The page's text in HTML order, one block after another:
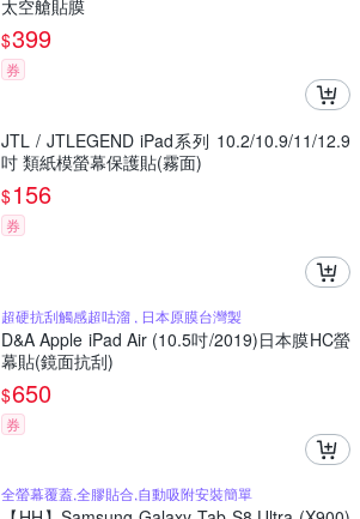
太空艙貼膜
$399
券
JTL / JTLEGEND iPad系列 10.2/10.9/11/12.9
吋 類紙模螢幕保護貼(霧面)
$156
券
超硬抗刮觸感超咕溜 , 日本原膜台灣製
D&A Apple iPad Air (10.5吋/2019)日本膜HC螢
幕貼(鏡面抗刮)
$650
券
全螢幕覆蓋,全膠貼合,自動吸附安裝簡單